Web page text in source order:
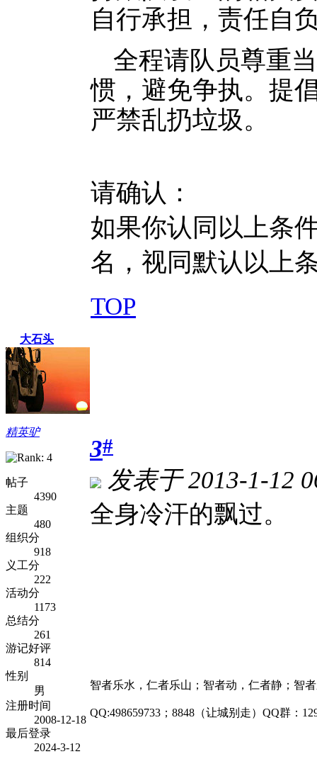
自行承担，责任自
全程请队员尊重
惯，避免争执。提
严禁乱扔垃圾。
请确认：
如果你认同以上条
名，视同默认以上
TOP
大石头
精英驴
帖子
4390
主题
480
组织分
918
义工分
222
活动分
1173
总结分
261
游记好评
814
性别
男
注册时间
2008-12-18
最后登录
2024-3-12
3#
发表于 2013-1-12
全身冷汗的飘过。
智者乐水，仁者乐山；智者动，仁者静；智
QQ:498659733；8848（让城别走）QQ群